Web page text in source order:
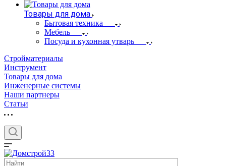
Товары для дома
Бытовая техника
Мебель
Посуда и кухонная утварь
Стройматериалы
Инструмент
Товары для дома
Инженерные системы
Наши партнеры
Статьи